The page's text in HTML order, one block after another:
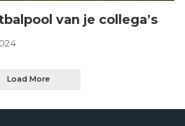
van je collega’s
Load More